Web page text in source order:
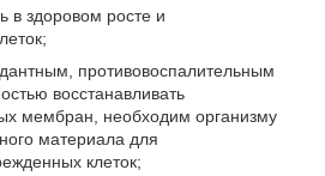
в здоровом росте и
противовоспалительным
восстанавливать
мембран, необходим организму
материала для
клеток;